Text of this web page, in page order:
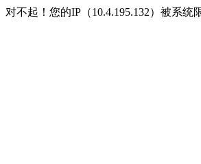
对不起！您的IP（10.4.195.132）被系